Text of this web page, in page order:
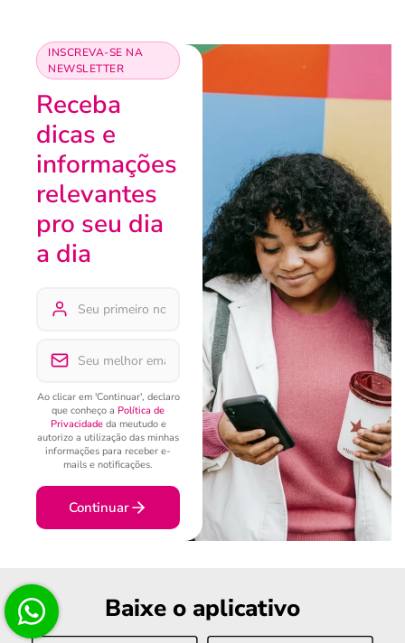
INSCREVA-SE NA
NEWSLETTER
Receba
dicas e
informações
relevantes
pro seu dia
a dia
Ao clicar em 'Continuar', declaro
que conheço a Política de
Privacidadeda meutudo e
autorizo a utilização das minhas
informações para receber e-
mails e notificações.
Continuar
Baixe o aplicativo